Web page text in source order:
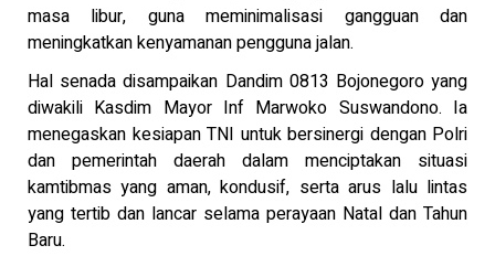
masa libur, guna meminimalisasi gangguan dan
meningkatkan kenyamanan pengguna jalan.
Hal senada disampaikan Dandim 0813 Bojonegoro yang
diwakili Kasdim Mayor Inf Marwoko Suswandono. Ia
menegaskan kesiapan TNI untuk bersinergi dengan Polri
dan pemerintah daerah dalam menciptakan situasi
kamtibmas yang aman, kondusif, serta arus lalu lintas
yang tertib dan lancar selama perayaan Natal dan Tahun
Baru.